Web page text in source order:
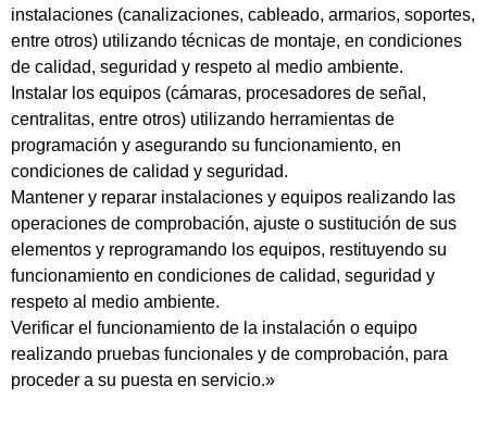
instalaciones (canalizaciones, cableado, armarios, soportes,
entre otros) utilizando técnicas de montaje, en condiciones
de calidad, seguridad y respeto al medio ambiente.
Instalar los equipos (cámaras, procesadores de señal,
centralitas, entre otros) utilizando herramientas de
programación y asegurando su funcionamiento, en
condiciones de calidad y seguridad.
Mantener y reparar instalaciones y equipos realizando las
operaciones de comprobación, ajuste o sustitución de sus
elementos y reprogramando los equipos, restituyendo su
funcionamiento en condiciones de calidad, seguridad y
respeto al medio ambiente.
Verificar el funcionamiento de la instalación o equipo
realizando pruebas funcionales y de comprobación, para
proceder a su puesta en servicio.»